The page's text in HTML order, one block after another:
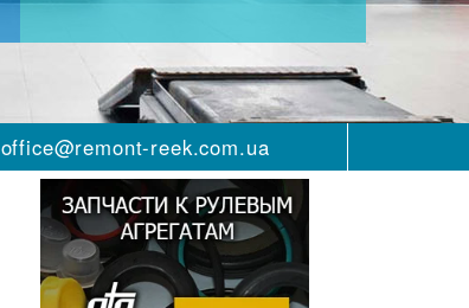
office@remont-reek.com.ua